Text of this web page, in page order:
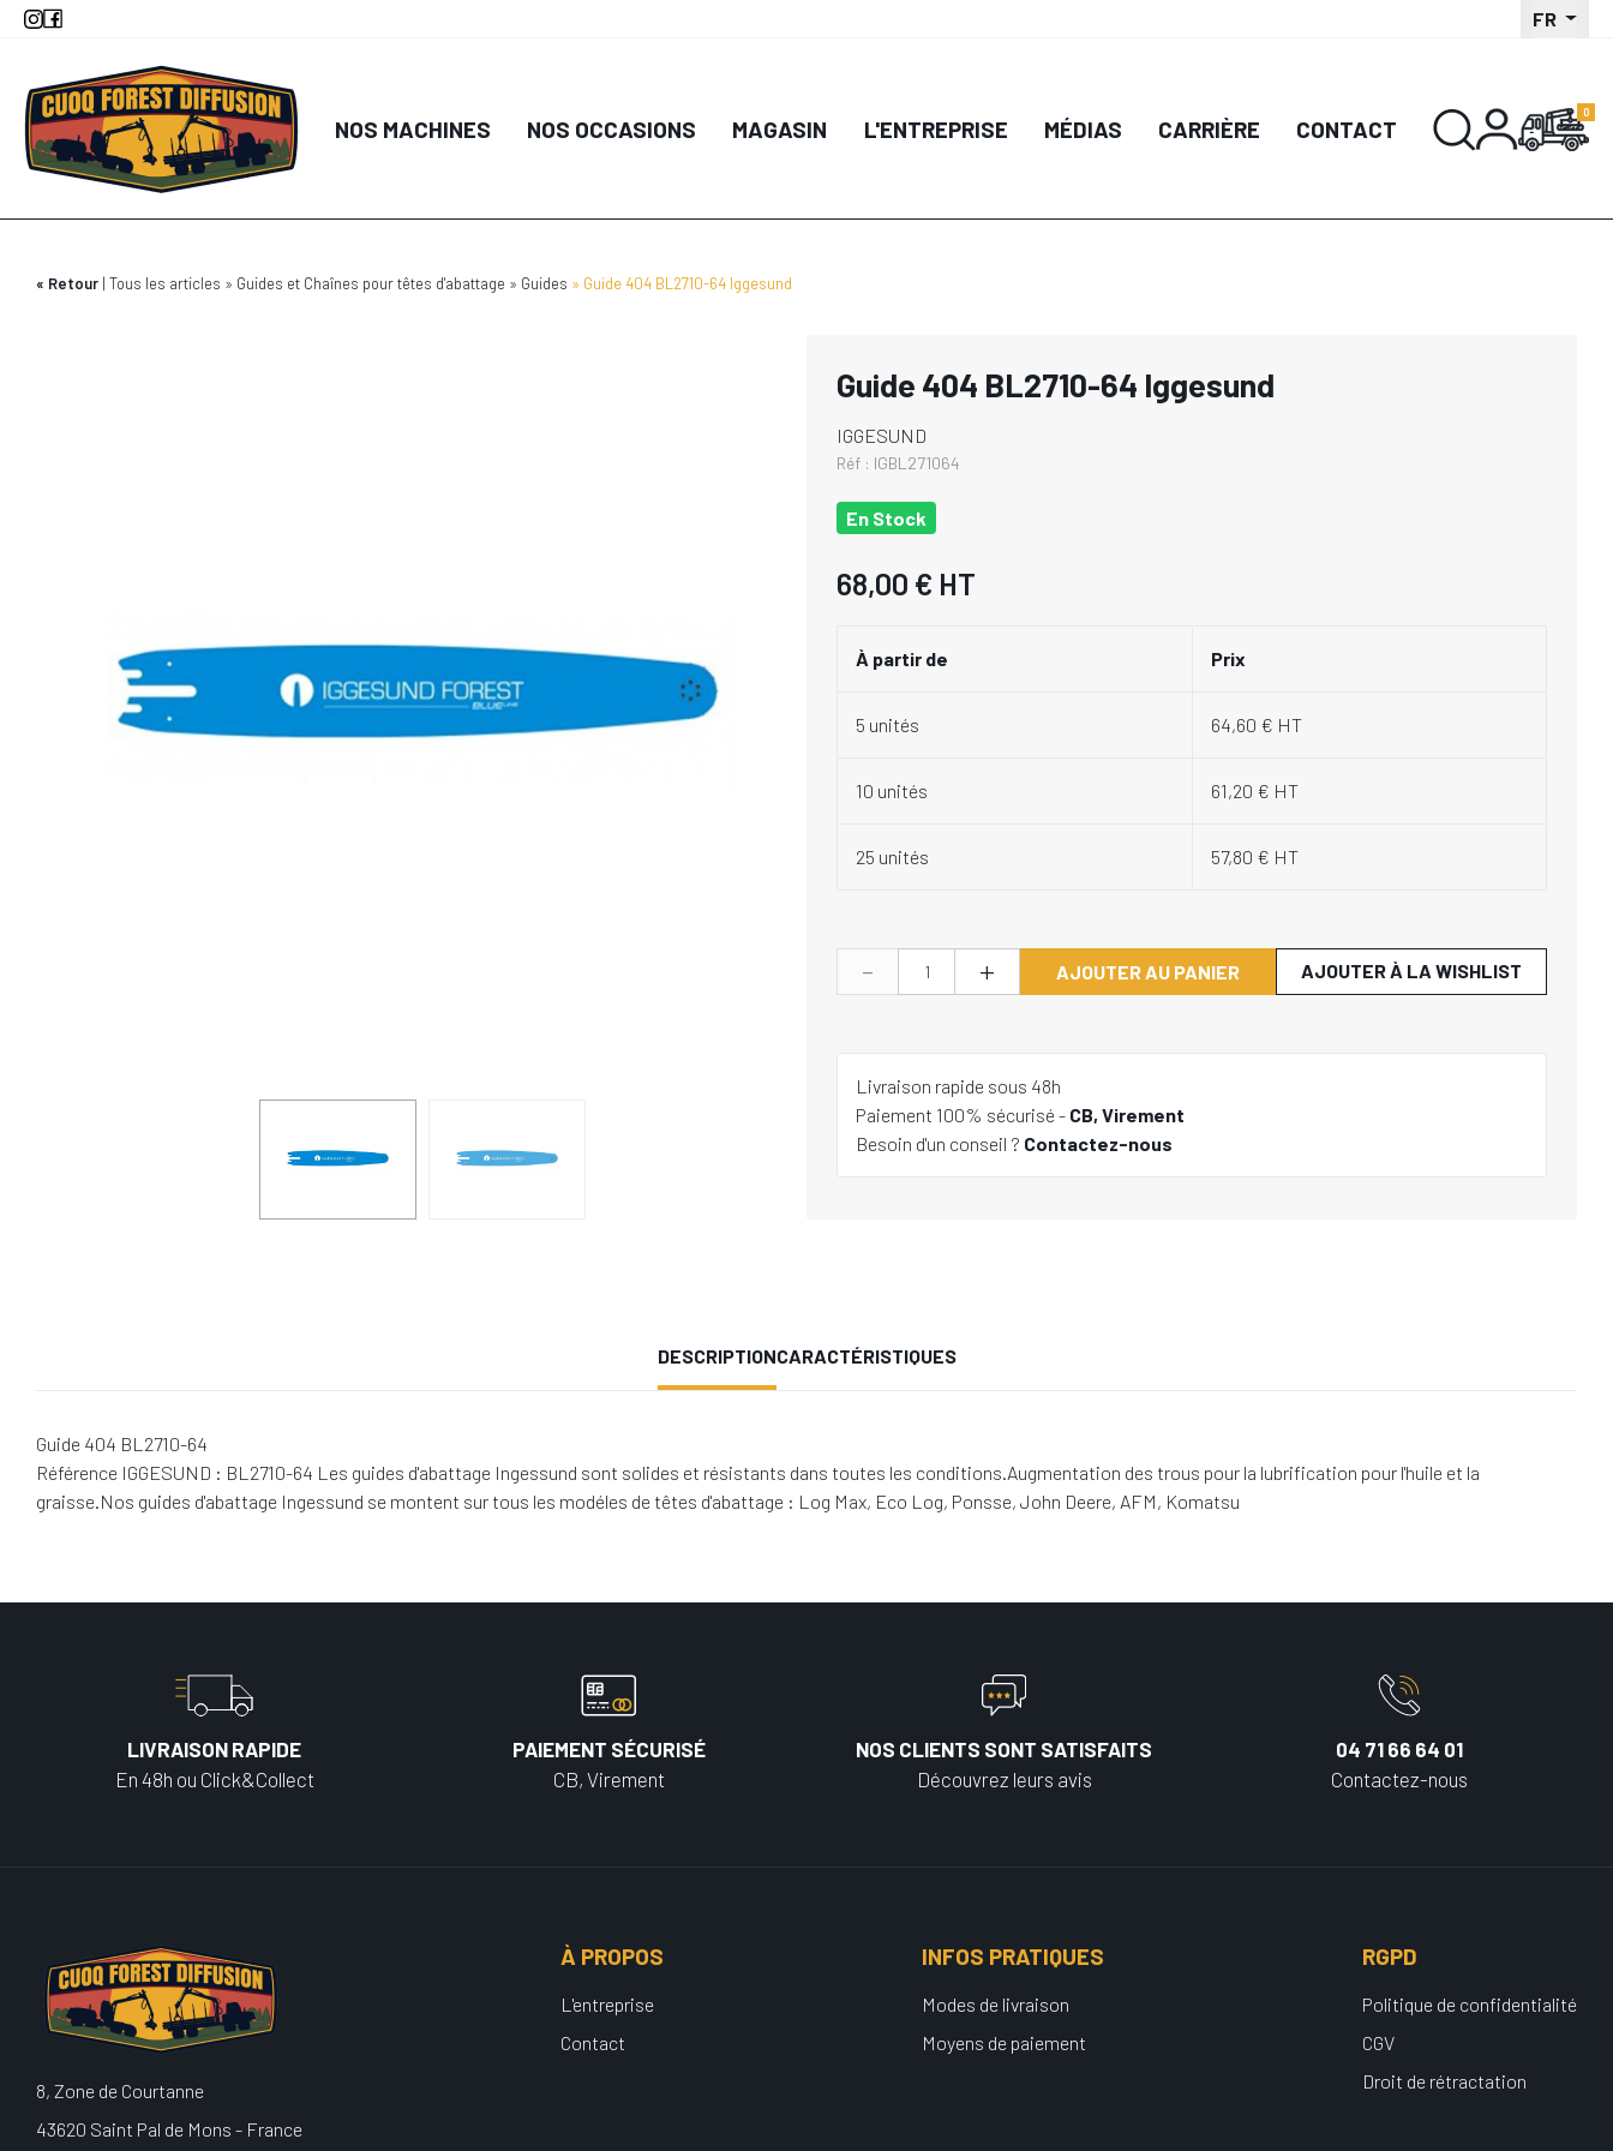
Aller
principal
FR
NOS MACHINES NOS OCCASIONS MAGASIN L'ENTREPRISE MÉDIAS CARRIÈRE CONTACT
Retour Tous les articles Guides et Chaînes pour têtes d'abattage Guides Guide 404 BL2710-64 Iggesund
Guide 404 BL2710-64 Iggesund
IGGESUND
Réf : IGBL271064
En Stock
68,00 € HT
À partir de Prix
5 unités 64,60 € HT
10 unités 61,20 € HT
25 unités 57,80 € HT
- + AJOUTER AU PANIER AJOUTER À LA WISHLIST
Livraison rapide sous 48h
Paiement 100% sécurisé - CB, Virement
Besoin d'un conseil ? Contactez-nous
DESCRIPTIONCARACTÉRISTIQUES
Guide 404 BL2710-64
Référence IGGESUND : BL2710-64 Les guides d'abattage Ingessund sont solides et résistants dans toutes les conditions.Augmentation des trous pour la lubrification pour l'huile et la
graisse.Nos guides d'abattage Ingessund se montent sur tous les modéles de têtes d'abattage : Log Max, Eco Log, Ponsse, John Deere, AFM, Komatsu
LIVRAISON RAPIDE
En 48h ou Click&Collect
PAIEMENT SÉCURISÉ
CB, Virement
NOS CLIENTS SONT SATISFAITS
Découvrez leurs avis
04 71 66 64 01
Contactez-nous
8, Zone de Courtanne
43620 Saint Pal de Mons - France
À PROPOS
L'entreprise
Contact
INFOS PRATIQUES
Modes de livraison
Moyens de paiement
RGPD
Politique de confidentialité
CGV
Droit de rétractation